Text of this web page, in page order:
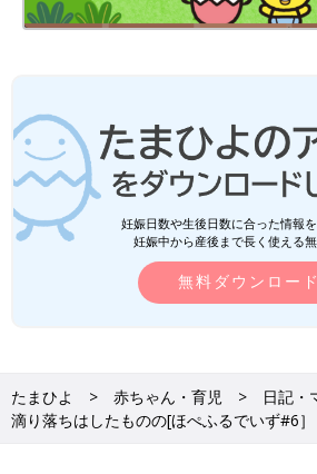
妊娠日数や生後日数に合った情報
妊娠中から産後まで長く使える
無料ダウンロード
たまひよ 赤ちゃん・育児 日記・
滴り落ちはしたものの[ほぺふるでいず#6］